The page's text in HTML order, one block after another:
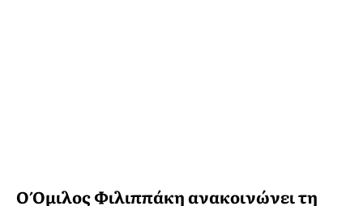
Ο Όμιλος Φιλιππάκη ανακοινώνει τη